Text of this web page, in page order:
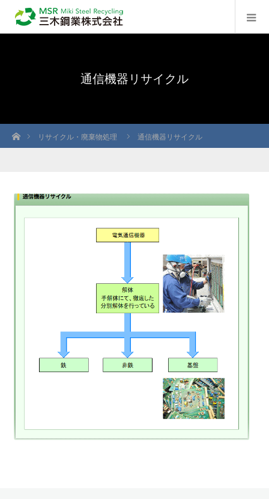
通信機器リサイクル
リサイクル・廃棄物処理
通信機器リサイクル